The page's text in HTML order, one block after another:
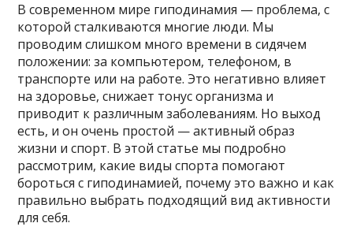
В современном мире гиподинамия — проблема, с
которой сталкиваются многие люди. Мы
проводим слишком много времени в сидячем
положении: за компьютером, телефоном, в
транспорте или на работе. Это негативно влияет
на здоровье, снижает тонус организма и
приводит к различным заболеваниям. Но выход
есть, и он очень простой — активный образ
жизни и спорт. В этой статье мы подробно
рассмотрим, какие виды спорта помогают
бороться с гиподинамией, почему это важно и как
правильно выбрать подходящий вид активности
для себя.